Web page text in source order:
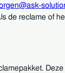
de reclame of